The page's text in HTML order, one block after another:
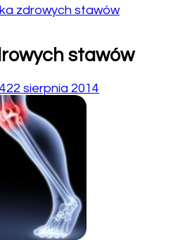
zdrowych stawów
stawów
22 sierpnia 2014